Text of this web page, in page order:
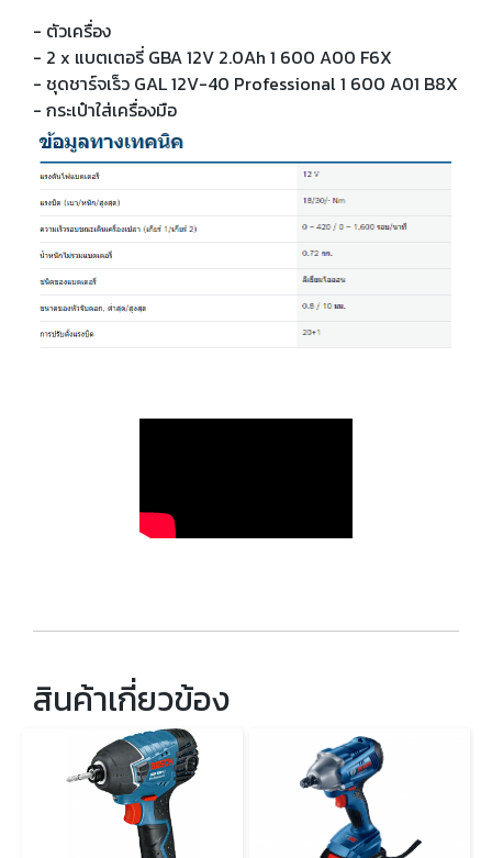
- ตัวเครื่อง
- 2 x แบตเตอรี่ GBA 12V 2.0Ah 1 600 A00 F6X
- ชุดชาร์จเร็ว GAL 12V-40 Professional 1 600 A01 B8X
- กระเป๋าใส่เครื่องมือ
สินค้าเกี่ยวข้อง